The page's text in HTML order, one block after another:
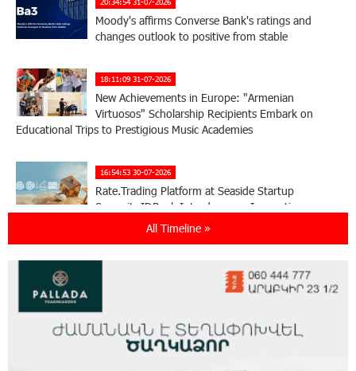
Moody's affirms Converse Bank's ratings and
changes outlook to positive from stable
18:11:09 31-07-2026
New Achievements in Europe: "Armenian
Virtuosos" Scholarship Recipients Embark on
Educational Trips to Prestigious Music Academies
16:54:53 30-07-2026
Rate.Trading Platform at Seaside Startup
Summit: IDBank Introduces an Innovative
Khachaturian Rooftop Grand Opening
11:59:57 28-07-2026
All Timeline »